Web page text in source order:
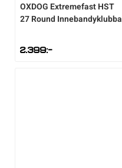
OXDOG Extremefast HST
27 Round Innebandyklubba
2.399:-